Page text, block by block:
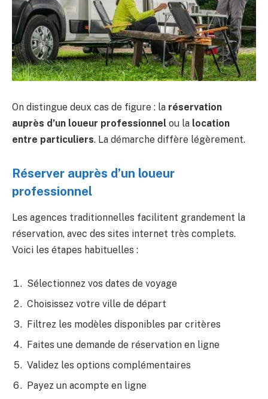
On distingue deux cas de figure : la réservation
auprès d’un loueur professionnel ou la location
entre particuliers. La démarche diffère légèrement.
Réserver auprès d’un loueur
professionnel
Les agences traditionnelles facilitent grandement la
réservation, avec des sites internet très complets.
Voici les étapes habituelles :
Sélectionnez vos dates de voyage
Choisissez votre ville de départ
Filtrez les modèles disponibles par critères
Faites une demande de réservation en ligne
Validez les options complémentaires
Payez un acompte en ligne